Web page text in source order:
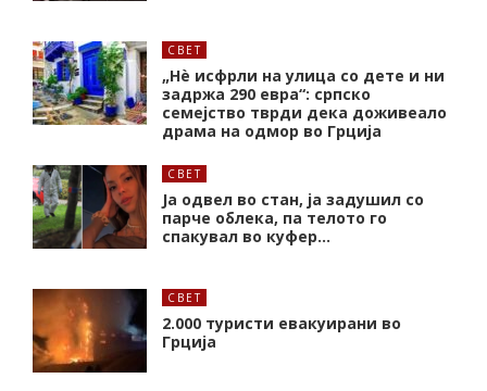
СВЕТ
„Нѐ исфрли на улица со дете и ни
задржа 290 евра“: српско
семејство тврди дека доживеало
драма на одмор во Грција
СВЕТ
Ја одвел во стан, ја задушил со
парче облека, па телото го
спакувал во куфер…
СВЕТ
2.000 туристи евакуирани во
Грција